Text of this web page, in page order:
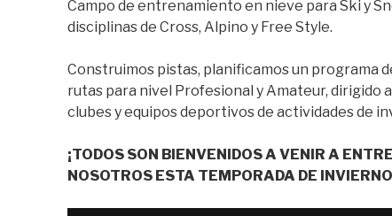
Campo de entrenamiento en nieve para Ski y
disciplinas de Cross, Alpino y Free Style.
Construimos pistas, planificamos un programa
rutas para nivel Profesional y Amateur, dirigido
clubes y equipos deportivos de actividades de
¡TODOS SON BIENVENIDOS A VENIR A
NOSOTROS ESTA TEMPORADA DE